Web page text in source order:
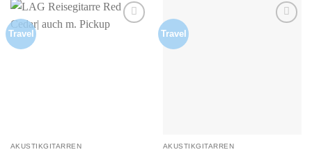
Travel
AKUSTIKGITARREN
Travel
AKUSTIKGITARREN